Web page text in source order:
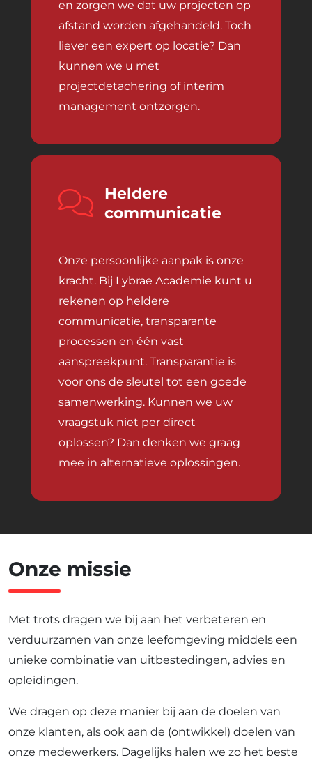
en zorgen we dat uw projecten op
afstand worden afgehandeld. Toch
liever een expert op locatie? Dan
kunnen we u met
projectdetachering of interim
management ontzorgen.
Heldere
communicatie
Onze persoonlijke aanpak is onze
kracht. Bij Lybrae Academie kunt u
rekenen op heldere
communicatie, transparante
processen en één vast
aanspreekpunt. Transparantie is
voor ons de sleutel tot een goede
samenwerking. Kunnen we uw
vraagstuk niet per direct
oplossen? Dan denken we graag
mee in alternatieve oplossingen.
Onze missie
Met trots dragen we bij aan het verbeteren en
verduurzamen van onze leefomgeving middels een
unieke combinatie van uitbestedingen, advies en
opleidingen.
We dragen op deze manier bij aan de doelen van
onze klanten, als ook aan de (ontwikkel) doelen van
onze medewerkers. Dagelijks halen we zo het beste